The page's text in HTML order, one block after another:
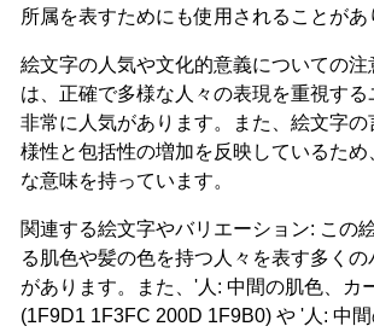
所属を表すためにも使用されることがあ
絵文字の人気や文化的意義についての注
は、正確で多様な人々の表現を重視す
非常に人気があります。また、絵文字の
様性と包括性の増加を反映しているた
な意味を持っています。
関連する絵文字やバリエーション: この
る肌色や髪の色を持つ人々を表す多く
があります。また、'人: 中間の肌色、カ
(1F9D1 1F3FC 200D 1F9B0) や '人: 中